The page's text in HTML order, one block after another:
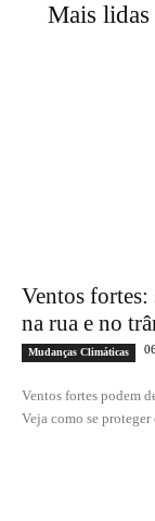
Mais lidas
Ventos fortes:
na rua e no
Mudanças Climáticas
Ventos fortes podem
Veja como se proteger